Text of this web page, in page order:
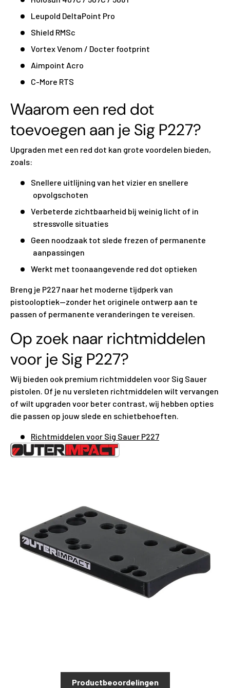
Leupold DeltaPoint Pro
Shield RMSc
Vortex Venom / Docter footprint
Aimpoint Acro
C-More RTS
Waarom een red dot
toevoegen aan je Sig P227?
Upgraden met een red dot kan grote voordelen bieden,
zoals:
Snellere uitlijning van het vizier en snellere
opvolgschoten
Verbeterde zichtbaarheid bij weinig licht of in
stressvolle situaties
Geen noodzaak tot slede frezen of permanente
aanpassingen
Werkt met toonaangevende red dot optieken
Breng je P227 naar het moderne tijdperk van
pistooloptiek—zonder het originele ontwerp aan te
passen of permanente veranderingen te vereisen.
Op zoek naar richtmiddelen
voor je Sig P227?
Wij bieden ook premium richtmiddelen voor Sig Sauer
pistolen. Of je nu versleten richtmiddelen wilt vervangen
of wilt upgraden voor beter contrast, wij hebben opties
die passen op jouw slede en schietbehoeften.
Richtmiddelen voor Sig Sauer P227
Productbeoordelingen